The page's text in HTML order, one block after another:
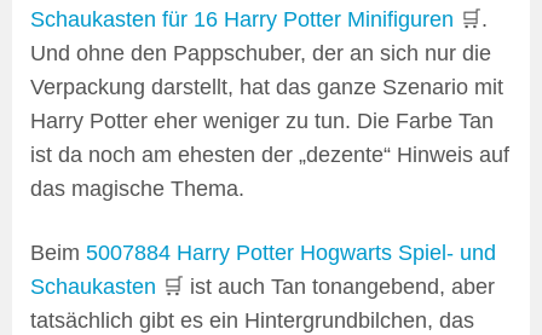
Schaukasten für 16 Harry Potter Minifiguren 🛒.
Und ohne den Pappschuber, der an sich nur die
Verpackung darstellt, hat das ganze Szenario mit
Harry Potter eher weniger zu tun. Die Farbe Tan
ist da noch am ehesten der „dezente“ Hinweis auf
das magische Thema.
Beim 5007884 Harry Potter Hogwarts Spiel- und
Schaukasten 🛒 ist auch Tan tonangebend, aber
tatsächlich gibt es ein Hintergrundbilchen, das